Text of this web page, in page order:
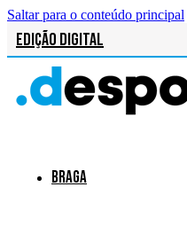
Saltar para o conteúdo principal
Edição Digital
Braga